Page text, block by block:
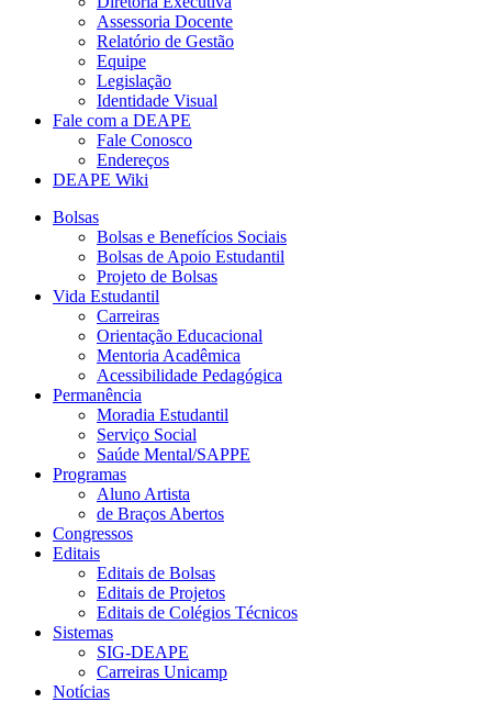
Assessoria Docente
Relatório de Gestão
Equipe
Legislação
Identidade Visual
Fale com a DEAPE
Fale Conosco
Endereços
DEAPE Wiki
Bolsas
Bolsas e Benefícios Sociais
Bolsas de Apoio Estudantil
Projeto de Bolsas
Vida Estudantil
Carreiras
Orientação Educacional
Mentoria Acadêmica
Acessibilidade Pedagógica
Permanência
Moradia Estudantil
Serviço Social
Saúde Mental/SAPPE
Programas
Aluno Artista
de Braços Abertos
Congressos
Editais
Editais de Bolsas
Editais de Projetos
Editais de Colégios Técnicos
Sistemas
SIG-DEAPE
Carreiras Unicamp
Notícias